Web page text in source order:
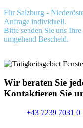
Für Salzburg -
Anfrage individuell.
Bitte senden Sie uns
umgehend Bescheid.
Wir beraten Sie
Kontaktieren Sie
+43 7239 7031 0